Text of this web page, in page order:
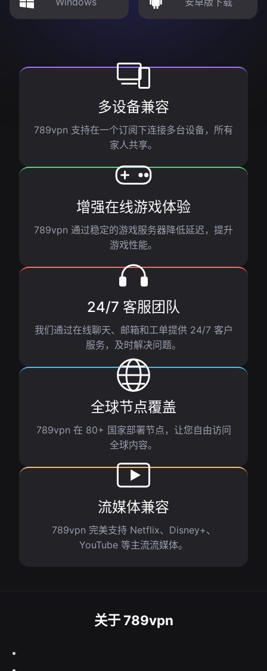
多设备兼容
789vpn 支持在一个订阅下连接多台设备，所有
家人共享。
增强在线游戏体验
789vpn 通过稳定的游戏服务器降低延迟，提升
游戏性能。
24/7 客服团队
我们通过在线聊天、邮箱和工单提供 24/7 客户
服务，及时解决问题。
全球节点覆盖
789vpn 在 80+ 国家部署节点，让您自由访问
全球内容。
流媒体兼容
789vpn 完美支持 Netflix、Disney+、
YouTube 等主流流媒体。
关于 789vpn